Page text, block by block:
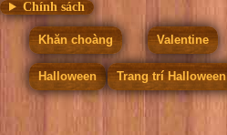
Chính sách
Khăn choàng Valentine
Halloween Trang trí Halloween